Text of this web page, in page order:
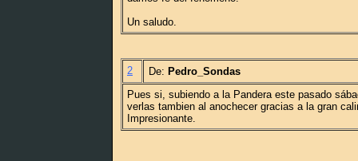
Un saludo.
2 De: Pedro_Sondas
Pues si, subiendo a la Pandera este pasado
verlas tambien al anochecer gracias a la gran
Impresionante.